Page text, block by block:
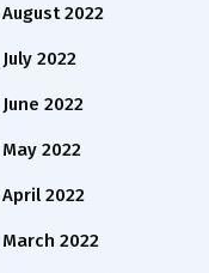
August 2022
July 2022
June 2022
May 2022
April 2022
March 2022